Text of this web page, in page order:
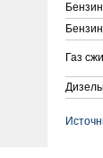
Газ